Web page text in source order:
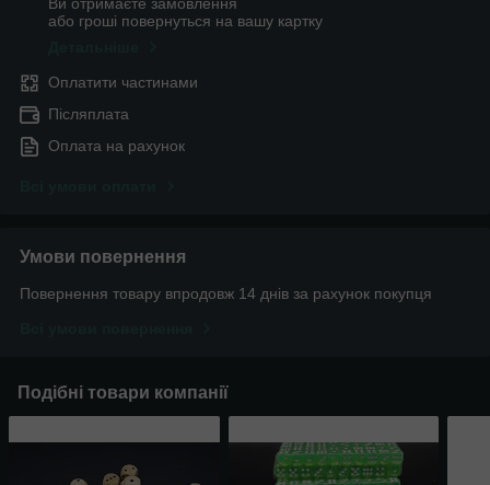
або гроші повернуться на вашу картку
Оплатити частинами
Післяплата
Оплата на рахунок
Умови повернення
Повернення товару впродовж 14 днів за рахунок покупця
Подібні товари компанії